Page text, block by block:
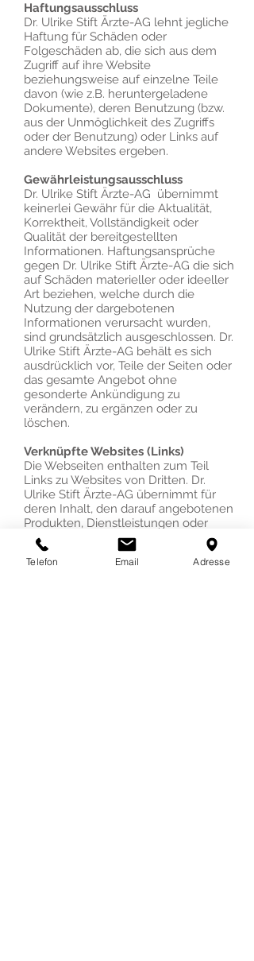
Haftungsausschluss
Dr. Ulrike Stift Ärzte-AG lehnt jegliche
Haftung für Schäden oder
Folgeschäden ab, die sich aus dem
Zugriff auf ihre Website
beziehungsweise auf einzelne Teile
davon (wie z.B. heruntergeladene
Dokumente), deren Benutzung (bzw.
aus der Unmöglichkeit des Zugriffs
oder der Benutzung) oder Links auf
andere Websites ergeben.
Gewährleistungsausschluss
Dr. Ulrike Stift Ärzte-AG übernimmt
keinerlei Gewähr für die Aktualität,
Korrektheit, Vollständigkeit oder
Qualität der bereitgestellten
Informationen. Haftungsansprüche
gegen Dr. Ulrike Stift Ärzte-AG die sich
auf Schäden materieller oder ideeller
Art beziehen, welche durch die
Nutzung der dargebotenen
Informationen verursacht wurden,
sind grundsätzlich ausgeschlossen. Dr.
Ulrike Stift Ärzte-AG behält es sich
ausdrücklich vor, Teile der Seiten oder
das gesamte Angebot ohne
gesonderte Ankündigung zu
verändern, zu ergänzen oder zu
löschen.
Verknüpfte Websites (Links)
Die Webseiten enthalten zum Teil
Links zu Websites von Dritten. Dr.
Ulrike Stift Ärzte-AG übernimmt für
deren Inhalt, den darauf angebotenen
Produkten, Dienstleistungen oder
sonstigen Angeboten sowie für die
Einhaltung von
Datenschutzbestimmungen keine
Telefon Email Adresse